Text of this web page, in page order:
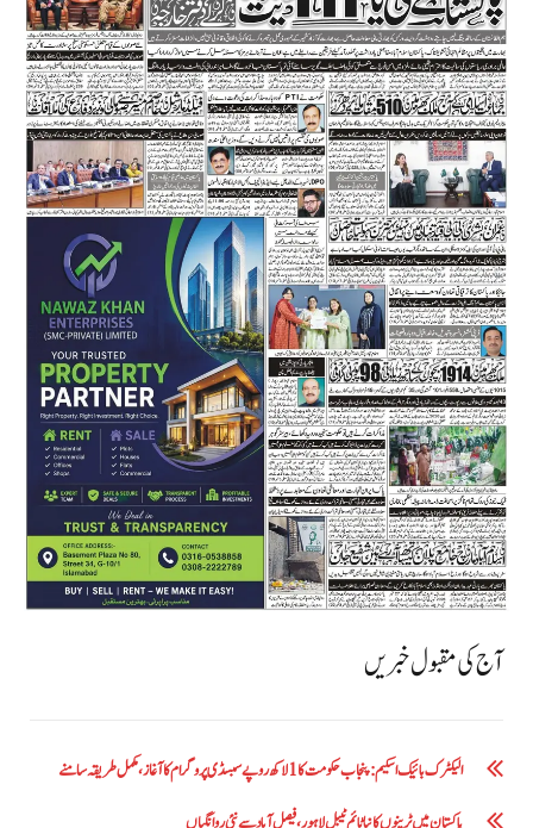
آج کی مقبول خبریں
الیکٹرک بائیک اسکیم: پنجاب حکومت کا1 لاکھ روپے سبسڈی پروگرام کا آغاز ،مکمل طریقہ سامنے